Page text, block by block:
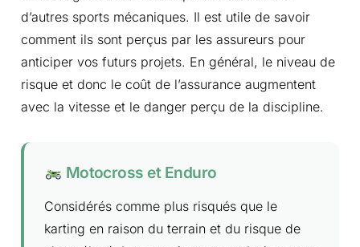
d’autres sports mécaniques. Il est utile de savoir
comment ils sont perçus par les assureurs pour
anticiper vos futurs projets. En général, le niveau de
risque et donc le coût de l’assurance augmentent
avec la vitesse et le danger perçu de la discipline.
Motocross et Enduro
Considérés comme plus risqués que le
karting en raison du terrain et du risque de